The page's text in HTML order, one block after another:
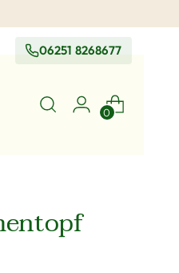
06251 8268677
0